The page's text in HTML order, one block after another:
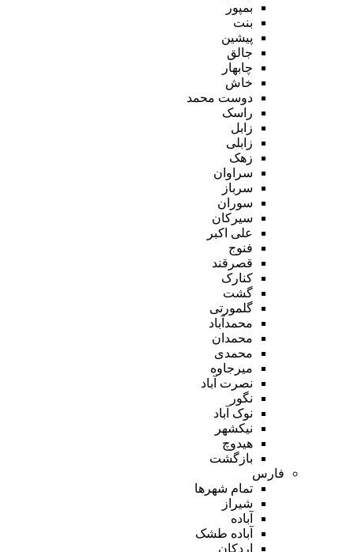
بمپور
بنت
پیشین
جالق
چابهار
خاش
دوست محمد
راسک
زابل
زابلی
زهک
سراوان
سرباز
سوران
سیرکان
علی اکبر
فنوج
قصرقند
کنارک
گشت
گلمورتی
محمدآباد
محمدان
محمدی
میرجاوه
نصرت آباد
نگور
نوک آباد
نیکشهر
هیدوچ
بازگشت
فارس
تمام شهر‌ها
شیراز
آباده
آباده طشک
اردکان